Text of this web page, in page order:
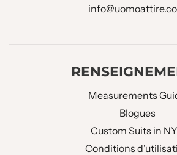
Measurements
Blogues
Custom Suits in
Conditions